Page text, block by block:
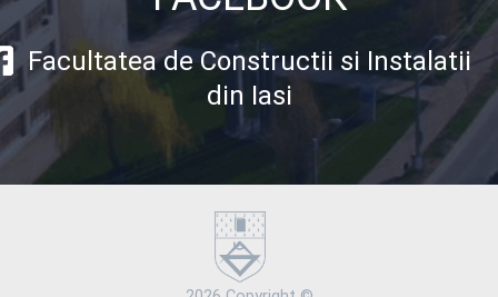
Facultatea de Constructii si Instalatii
din Iasi